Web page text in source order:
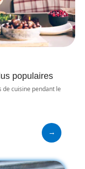
populaires
de cuisine pendant le